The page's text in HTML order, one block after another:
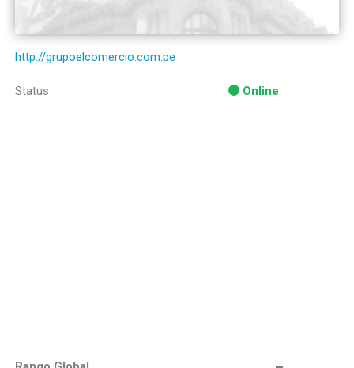
http://grupoelcomercio.com.pe
Status Online